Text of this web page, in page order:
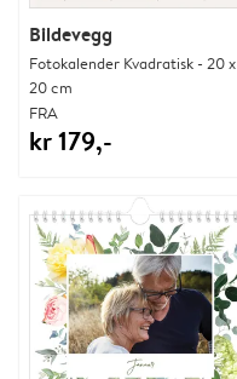
Bildevegg
Fotokalender Kvadratisk - 20 x
20 cm
FRA
kr 179,-